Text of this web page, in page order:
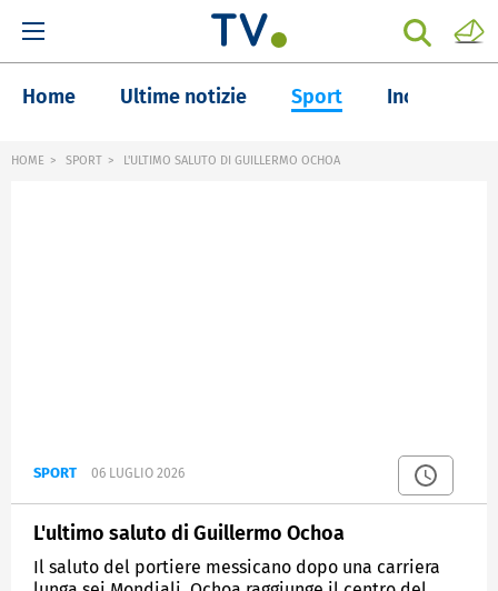
Home Ultime notizie Sport Inchieste
HOME SPORT L'ULTIMO SALUTO DI GUILLERMO OCHOA
SPORT 06 LUGLIO 2026
L'ultimo saluto di Guillermo Ochoa
Il saluto del portiere messicano dopo una carriera